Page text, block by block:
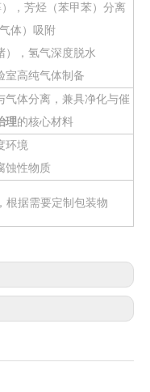
，芳烃（苯甲苯）分离
体）吸附
），氢气深度脱水
室高纯气体制备
气体分离，兼具净化与催
理的核心材料
环境
蚀性物质
根据需要定制包装物